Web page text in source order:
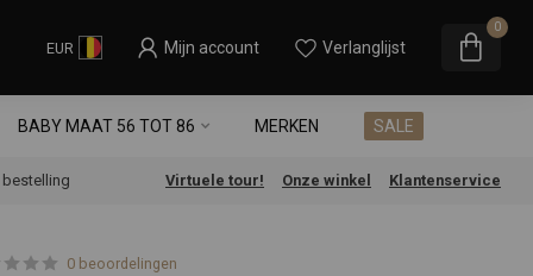
EUR Mijn account Verlanglijst
0
BABY MAAT 56 TOT 86 MERKEN SALE
bestelling Virtuele tour! Onze winkel Klantenservice
0 beoordelingen